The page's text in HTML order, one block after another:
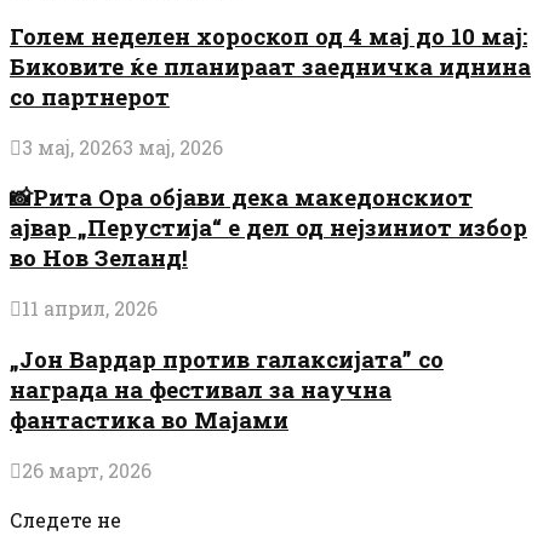
Голем неделен хороскоп од 4 мај до 10 мај:
Биковите ќе планираат заедничка иднина
со партнерот
3 мај, 20263 мај, 2026
📸Рита Ора објави дека македонскиот
ајвар „Перустија“ е дел од нејзиниот избор
во Нов Зеланд!
11 април, 2026
„Јон Вардар против галаксијата” со
награда на фестивал за научна
фантастика во Мајами
26 март, 2026
Следете не